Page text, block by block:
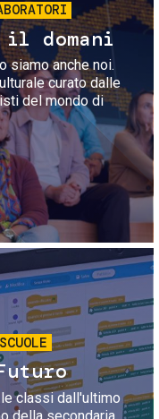
domani
siamo anche noi.
curato dalle
del mondo di
classi dall'ultimo